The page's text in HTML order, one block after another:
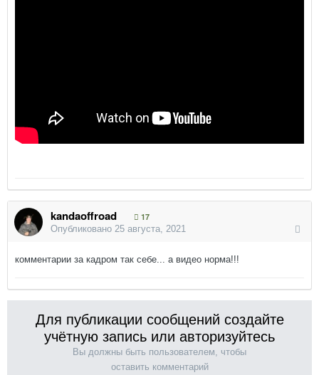
kandaoffroad
17
Опубликовано 25 августа, 2021
комментарии за кадром так себе... а видео норма!!!
Для публикации сообщений создайте
учётную запись или авторизуйтесь
Вы должны быть пользователем, чтобы
оставить комментарий